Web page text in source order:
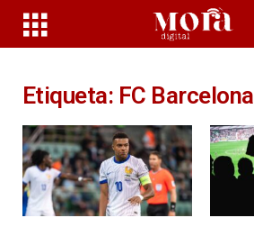
Etiqueta: FC Barcelona